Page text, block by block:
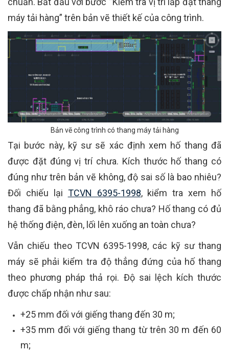
máy tải hàng” trên bản vẽ thiết kế của công trình.
Bản vẽ công trình có thang máy tải hàng
Tại bước này, kỹ sư sẽ xác định xem hố thang đã
được đặt đúng vị trí chưa. Kích thước hố thang có
đúng như trên bản vẽ không, độ sai số là bao nhiêu?
Đối chiếu lại TCVN 6395-1998, kiểm tra xem hố
thang đã bằng phẳng, khô ráo chưa? Hố thang có đủ
hệ thống điện, đèn, lối lên xuống an toàn chưa?
Vẫn chiếu theo TCVN 6395-1998, các kỹ sư thang
máy sẽ phải kiểm tra độ thẳng đứng của hố thang
theo phương pháp thả rọi. Độ sai lệch kích thước
được chấp nhận như sau:
+25 mm đối với giếng thang đến 30 m;
+35 mm đối với giếng thang từ trên 30 m đến 60
m;